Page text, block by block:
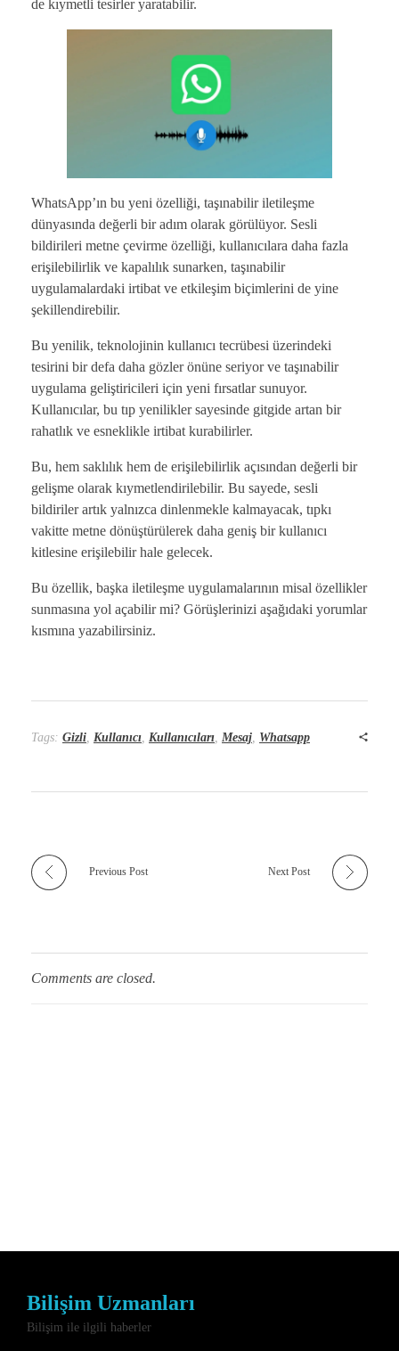
de kıymetli tesirler yaratabilir.
WhatsApp’ın bu yeni özelliği, taşınabilir iletileşme
dünyasında değerli bir adım olarak görülüyor. Sesli
bildirileri metne çevirme özelliği, kullanıcılara daha fazla
erişilebilirlik ve kapalılık sunarken, taşınabilir
uygulamalardaki irtibat ve etkileşim biçimlerini de yine
şekillendirebilir.
Bu yenilik, teknolojinin kullanıcı tecrübesi üzerindeki
tesirini bir defa daha gözler önüne seriyor ve taşınabilir
uygulama geliştiricileri için yeni fırsatlar sunuyor.
Kullanıcılar, bu tıp yenilikler sayesinde gitgide artan bir
rahatlık ve esneklikle irtibat kurabilirler.
Bu, hem saklılık hem de erişilebilirlik açısından değerli bir
gelişme olarak kıymetlendirilebilir. Bu sayede, sesli
bildiriler artık yalnızca dinlenmekle kalmayacak, tıpkı
vakitte metne dönüştürülerek daha geniş bir kullanıcı
kitlesine erişilebilir hale gelecek.
Bu özellik, başka iletileşme uygulamalarının misal özellikler
sunmasına yol açabilir mi? Görüşlerinizi aşağıdaki yorumlar
kısmına yazabilirsiniz.
Tags: Gizli, Kullanıcı, Kullanıcıları, Mesaj, Whatsapp
Previous Post Next Post
Comments are closed.
Bilişim Uzmanları
Bilişim ile ilgili haberler